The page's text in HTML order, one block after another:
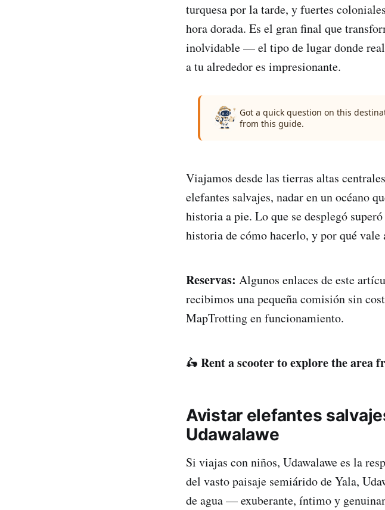
turquesa por la tarde, y fuertes
hora dorada. Es el gran final que
inolvidable — el tipo de lugar donde
a tu alrededor es impresionante.
Got a quick question on this
from this guide.
Viajamos desde las tierras altas
elefantes salvajes, nadar en un océano
historia a pie. Lo que se desplegó
historia de cómo hacerlo, y por qué
Reservas: Algunos enlaces de este
recibimos una pequeña comisión sin
MapTrotting en funcionamiento.
🛵 Rent a scooter to explore the area
Avistar elefantes
Udawalawe
Si viajas con niños, Udawalawe es la
del vasto paisaje semiárido de Yala,
de agua — exuberante, íntimo y